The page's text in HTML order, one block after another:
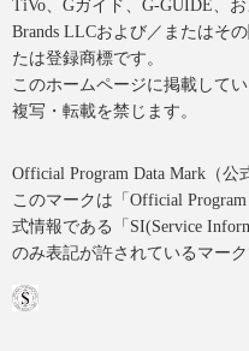
TiVo、Gガイド、G-GUIDE、
Brands LLCおよび／またはそ
たは登録商標です。
このホームページに掲載して
複写・転載を禁じます。
Official Program Data Mark（公
このマークは「Official
式情報である「SI(Service
のみ表記が許されているマーク